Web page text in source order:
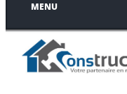
MENU